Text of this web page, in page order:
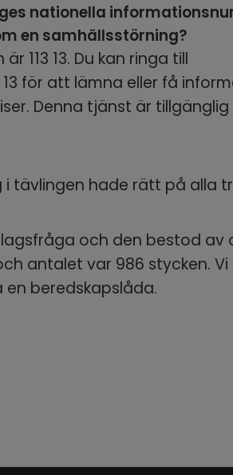
nationella
en samhällsstörning?
113 13. Du kan ringa till
för att lämna eller få
Denna tjänst är
i tävlingen hade rätt på alla
och den bestod av
antalet var 986 stycken. Vi
beredskapslåda.